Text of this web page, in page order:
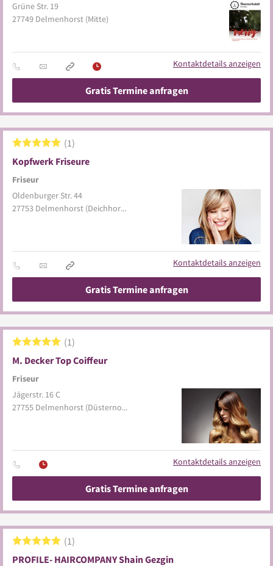
Grüne Str. 19
27749 Delmenhorst (Mitte)
Kontaktdetails anzeigen
Gratis Termine anfragen
Kopfwerk Friseure
Friseur
1
Oldenburger Str. 44
27753 Delmenhorst (Deichhorst)
Kontaktdetails anzeigen
Gratis Termine anfragen
M. Decker Top Coiffeur
Friseur
1
Jägerstr. 16 C
27755 Delmenhorst (Düsternort)
Kontaktdetails anzeigen
Gratis Termine anfragen
PROFILE- HAIRCOMPANY Shain Gezgin
1